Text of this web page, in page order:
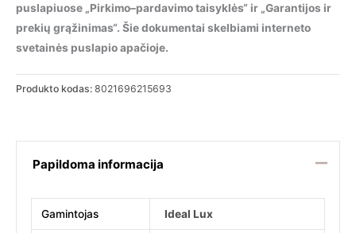
AP2
ALL
WHITE,
puslapiuose „Pirkimo–pardavimo taisyklės“ ir „Garantijos ir
prekių grąžinimas“. Šie dokumentai skelbiami interneto
svetainės puslapio apačioje.
Produkto kodas: 8021696215693
Papildoma informacija
Gamintojas Ideal Lux